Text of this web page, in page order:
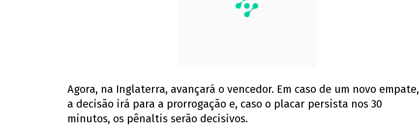
Agora, na Inglaterra, avançará o vencedor. Em caso de um novo empate,
a decisão irá para a prorrogação e, caso o placar persista nos 30
minutos, os pênaltis serão decisivos.